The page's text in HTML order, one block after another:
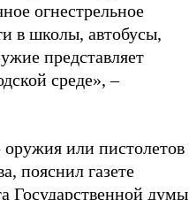
огнестрельное
в школы, автобусы,
представляет
среде», –
или пистолетов
пояснил газете
Государственной думы